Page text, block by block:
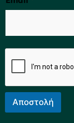
Αποστολή